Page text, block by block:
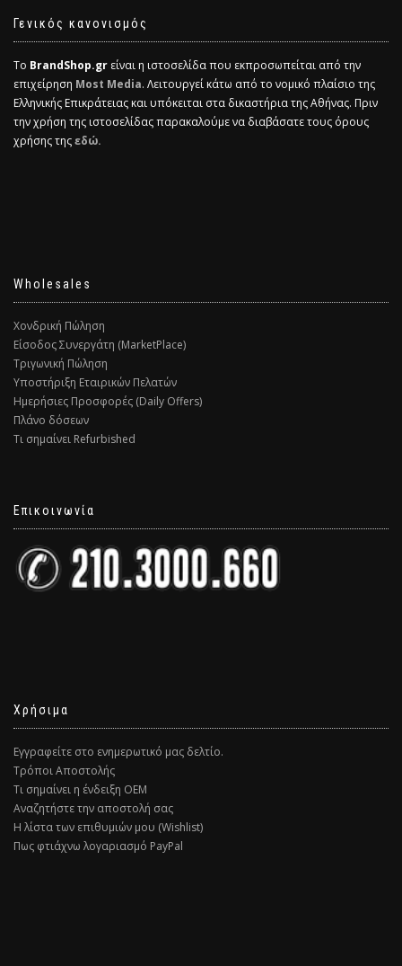
Γενικός κανονισμός
Το BrandShop.gr είναι η ιστοσελίδα που εκπροσωπείται από την
επιχείρηση Most Media. Λειτουργεί κάτω από το νομικό πλαίσιο της
Ελληνικής Επικράτειας και υπόκειται στα δικαστήρια της Αθήνας. Πριν
την χρήση της ιστοσελίδας παρακαλούμε να διαβάσατε τους όρους
χρήσης τηςεδώ.
Wholesales
Χονδρική Πώληση
Είσοδος Συνεργάτη (MarketPlace)
Τριγωνική Πώληση
Υποστήριξη Εταιρικών Πελατών
Ημερήσιες Προσφορές (Daily Offers)
Πλάνο δόσεων
Τι σημαίνει Refurbished
Επικοινωνία
Χρήσιμα
Εγγραφείτε στο ενημερωτικό μας δελτίο.
Τρόποι Αποστολής
Τι σημαίνει η ένδειξη ΟΕΜ
Αναζητήστε την αποστολή σας
Η λίστα των επιθυμιών μου (Wishlist)
Πως φτιάχνω λογαριασμό PayPal